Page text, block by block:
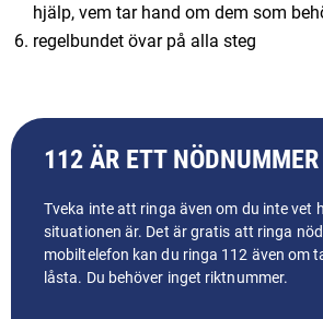
hjälp, vem tar hand om dem som
regelbundet övar på alla steg
112 ÄR ETT NÖDNUMMER
Tveka inte att ringa även om du inte vet
situationen är. Det är gratis att ringa
mobiltelefon kan du ringa 112 även om
låsta. Du behöver inget riktnummer.